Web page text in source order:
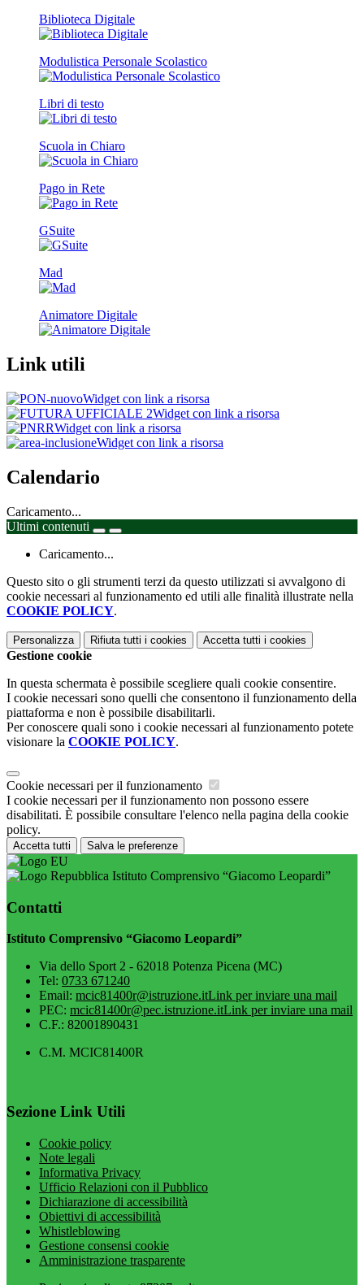
Biblioteca Digitale
Modulistica Personale Scolastico
Libri di testo
Scuola in Chiaro
Pago in Rete
GSuite
Mad
Animatore Digitale
Link utili
Widget con link a risorsa
Widget con link a risorsa
Widget con link a risorsa
Widget con link a risorsa
Calendario
Caricamento...
Ultimi contenuti
Caricamento...
Questo sito o gli strumenti terzi da questo utilizzati si avvalgono di
cookie necessari al funzionamento ed utili alle finalità illustrate nella
COOKIE POLICY.
Personalizza Rifiuta tutti i cookies Accetta tutti i cookies
Gestione cookie
In questa schermata è possibile scegliere quali cookie consentire.
I cookie necessari sono quelli che consentono il funzionamento della
piattaforma e non è possibile disabilitarli.
Per conoscere quali sono i cookie necessari al funzionamento potete
visionare la COOKIE POLICY.
Cookie necessari per il funzionamento
I cookie necessari per il funzionamento non possono essere
disabilitati. È possibile consultare l'elenco nella pagina della cookie
policy.
Accetta tutti Salva le preferenze
Istituto Comprensivo “Giacomo Leopardi”
Contatti
Istituto Comprensivo “Giacomo Leopardi”
Via dello Sport 2 - 62018 Potenza Picena (MC)
Tel: 0733 671240
Email: mcic81400r@istruzione.itLink per inviare una mail
PEC: mcic81400r@pec.istruzione.itLink per inviare una mail
C.F.: 82001890431
C.M. MCIC81400R
Sezione Link Utili
Cookie policy
Note legali
Informativa Privacy
Ufficio Relazioni con il Pubblico
Dichiarazione di accessibilità
Obiettivi di accessibilità
Whistleblowing
Gestione consensi cookie
Amministrazione trasparente